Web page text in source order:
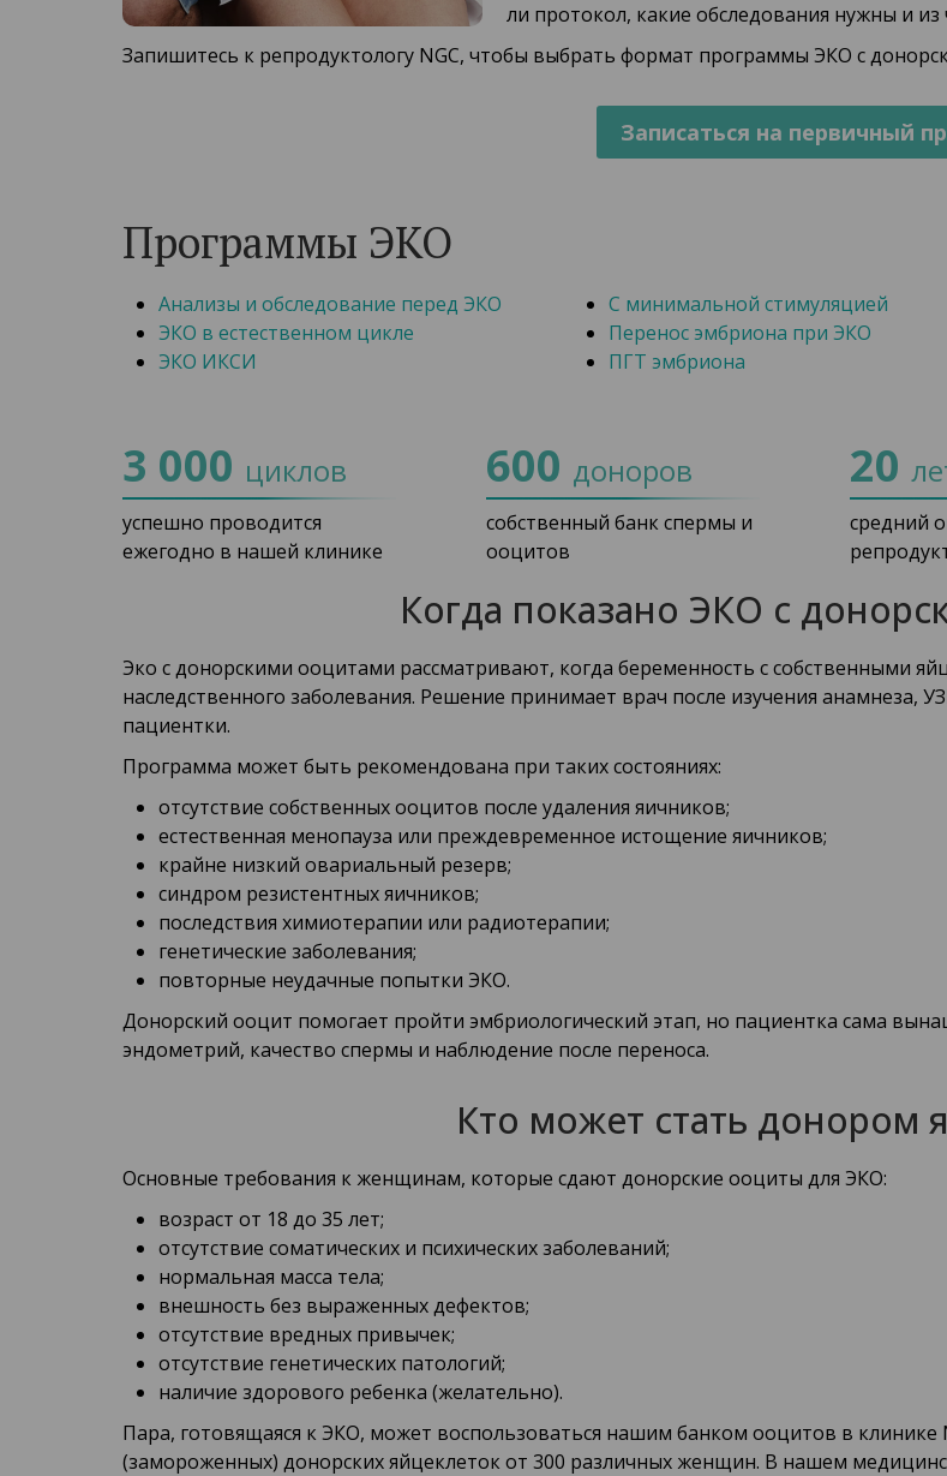
ли протокол, какие обследования нужны и из
Запишитесь к репродуктологу NGC, чтобы выбрать формат программы ЭКО с
Программы ЭКО
Анализы и обследование перед ЭКО
ЭКО в естественном цикле
ЭКО ИКСИ
С минимальной стимуляцией
Перенос эмбриона при ЭКО
ПГТ эмбриона
3 000 циклов
успешно проводится
ежегодно в нашей клинике
600 доноров
собственный банк спермы и
ооцитов
20
средний
Когда показано ЭКО с
Эко с донорскими ооцитами рассматривают, когда беременность с собственными
наследственного заболевания. Решение принимает врач после изучения анамнеза,
пациентки.
Программа может быть рекомендована при таких состояниях:
отсутствие собственных ооцитов после удаления яичников;
естественная менопауза или преждевременное истощение яичников;
крайне низкий овариальный резерв;
синдром резистентных яичников;
последствия химиотерапии или радиотерапии;
генетические заболевания;
повторные неудачные попытки ЭКО.
Донорский ооцит помогает пройти эмбриологический этап, но пациентка сама
эндометрий, качество спермы и наблюдение после переноса.
Кто может стать донором
Основные требования к женщинам, которые сдают донорские ооциты для ЭКО:
возраст от 18 до 35 лет;
отсутствие соматических и психических заболеваний;
нормальная масса тела;
внешность без выраженных дефектов;
отсутствие вредных привычек;
отсутствие генетических патологий;
наличие здорового ребенка (желательно).
Пара, готовящаяся к ЭКО, может воспользоваться нашим банком ооцитов в клинике
(замороженных) донорских яйцеклеток от 300 различных женщин. В нашем